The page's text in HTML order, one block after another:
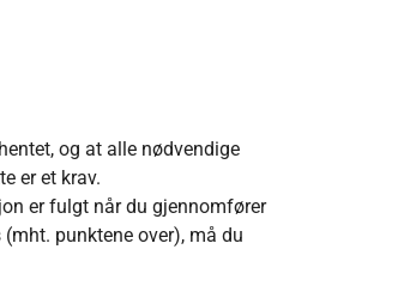
og at alle nødvendige
er et krav.
er fulgt når du gjennomfører
punktene over), må du